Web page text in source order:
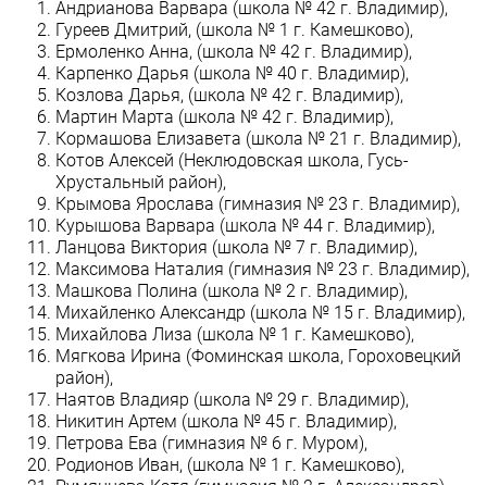
Андрианова Варвара (школа № 42 г. Владимир),
Гуреев Дмитрий, (школа № 1 г. Камешково),
Ермоленко Анна, (школа № 42 г. Владимир),
Карпенко Дарья (школа № 40 г. Владимир),
Козлова Дарья, (школа № 42 г. Владимир),
Мартин Марта (школа № 42 г. Владимир),
Кормашова Елизавета (школа № 21 г. Владимир),
Котов Алексей (Неклюдовская школа, Гусь-
Хрустальный район),
Крымова Ярослава (гимназия № 23 г. Владимир),
Курышова Варвара (школа № 44 г. Владимир),
Ланцова Виктория (школа № 7 г. Владимир),
Максимова Наталия (гимназия № 23 г. Владимир),
Машкова Полина (школа № 2 г. Владимир),
Михайленко Александр (школа № 15 г. Владимир),
Михайлова Лиза (школа № 1 г. Камешково),
Мягкова Ирина (Фоминская школа, Гороховецкий
район),
Наятов Владияр (школа № 29 г. Владимир),
Никитин Артем (школа № 45 г. Владимир),
Петрова Ева (гимназия № 6 г. Муром),
Родионов Иван, (школа № 1 г. Камешково),